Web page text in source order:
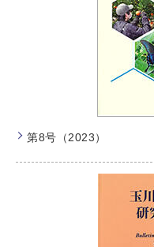
第8号（2023）